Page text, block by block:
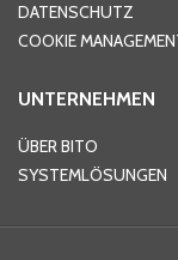
Telefon
DATENSCHUTZ
COOKIE
UNTERNEHMEN
ÜBER BITO
SYSTEMLÖSUNGEN